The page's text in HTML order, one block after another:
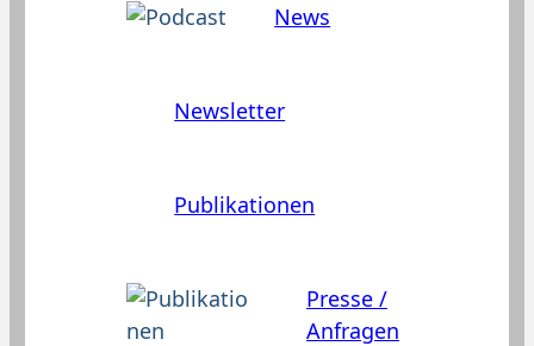
News
Newsletter
Publikationen
Presse /
Anfragen